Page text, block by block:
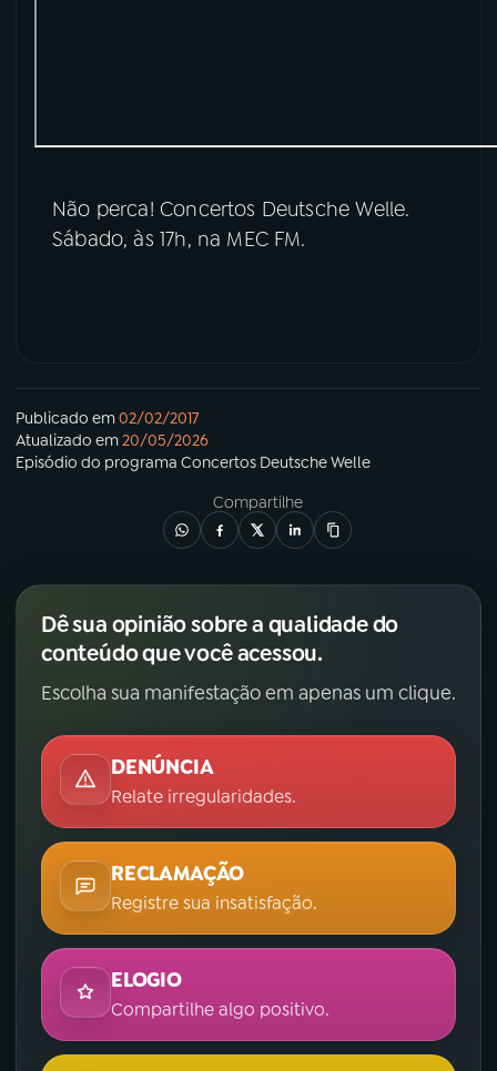
Não perca! Concertos Deutsche Welle.
Sábado, às 17h, na MEC FM.
Publicado em02/02/2017
Atualizado em20/05/2026
Episódio do programa Concertos Deutsche Welle
Compartilhe
Dê sua opinião sobre a qualidade do
conteúdo que você acessou.
Escolha sua manifestação em apenas um clique.
DENÚNCIA
Relate irregularidades.
RECLAMAÇÃO
Registre sua insatisfação.
ELOGIO
Compartilhe algo positivo.